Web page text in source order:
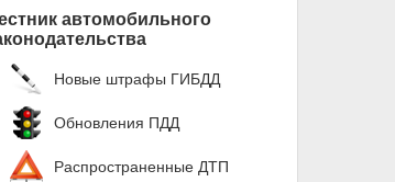
автомобильного
Новые штрафы ГИБДД
Обновления ПДД
Распространенные ДТП